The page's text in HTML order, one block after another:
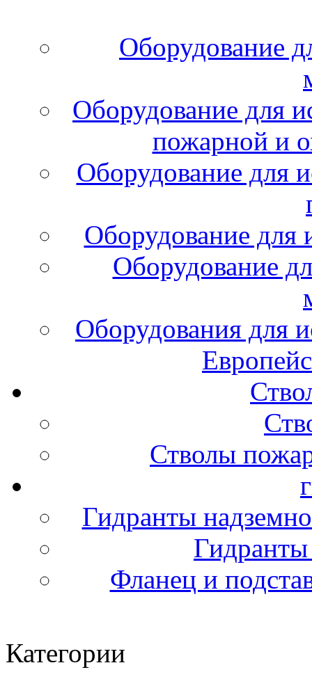
Оборудование
Оборудование для
пожарной и
Оборудование для
Оборудование для
Оборудование
Оборудования для
Стволы
Гидранты
Фланец и
Категории